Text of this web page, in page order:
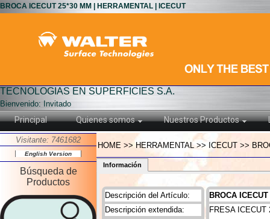
BROCA ICECUT 25*30 MM | HERRAMENTAL | ICECUT
TECNOLOGIAS EN SUPERFICIES S.A.
Bienvenido: Invitado
Principal Quienes somos Nuestros Productos
Visitante: 7461682
English Version
Búsqueda de
Productos
HOME >> HERRAMENTAL >> ICECUT >>
Información
Descripción del Artículo:
Descripción extendida:
BROCA
FRESA ICECUT